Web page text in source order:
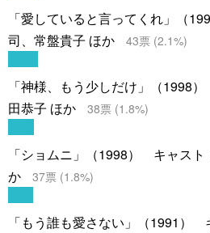
「愛していると言ってくれ」（
司、常盤貴子 ほか
43票 (2.1%)
「神様、もう少しだけ」（1998
田恭子 ほか
38票 (1.8%)
「ショムニ」（1998） キャス
か
37票 (1.8%)
「もう誰も愛さない」（1991）